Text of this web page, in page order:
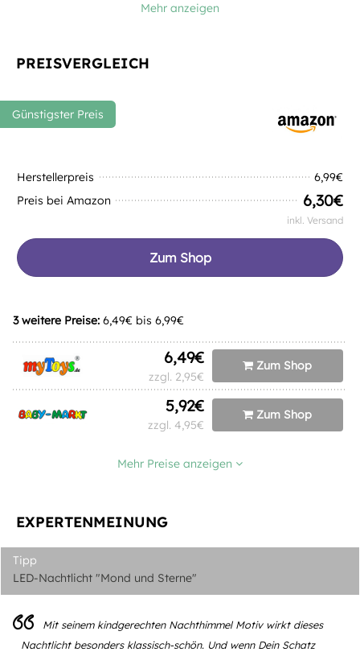
Mehr anzeigen
PREISVERGLEICH
Günstigster Preis
Herstellerpreis
6,99€
Preis bei Amazon 6,30€
inkl. Versand
Zum Shop
3weitere Preise: 6,49€ bis 6,99€
6,49€
zzgl. 2,95€
Zum Shop
5,92€
zzgl. 4,95€
Zum Shop
Mehr Preise anzeigen
EXPERTENMEINUNG
Tipp
LED-Nachtlicht "Mond und Sterne"
Mit seinem kindgerechten Nachthimmel Motiv wirkt dieses
Nachtlicht besonders klassisch-schön. Und wenn Dein Schatz